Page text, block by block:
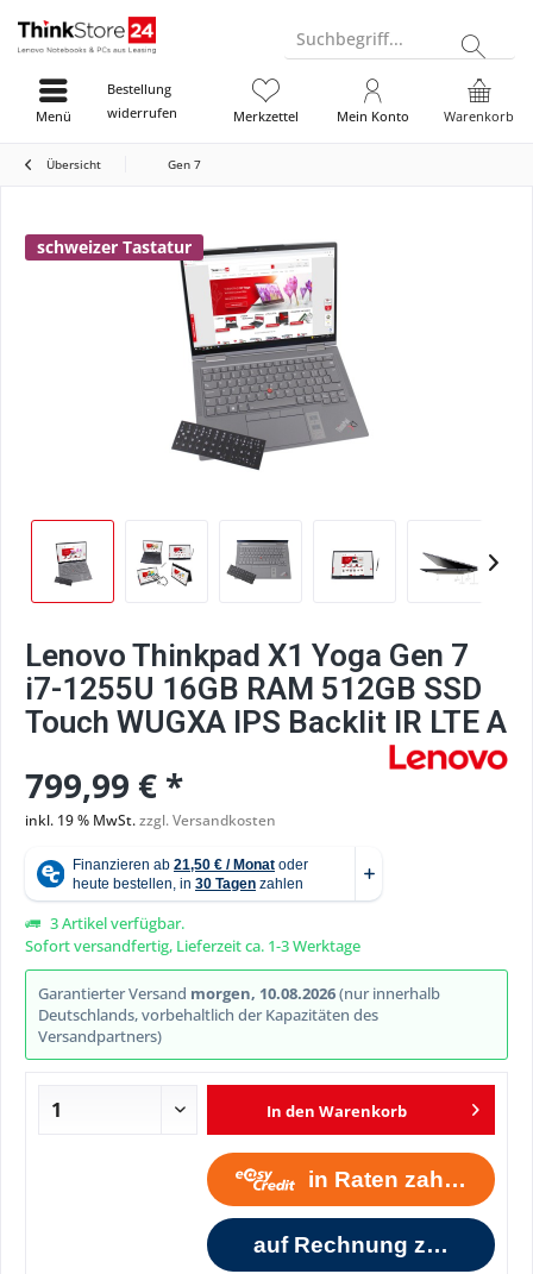
Suchbegriff...
Bestellung
widerrufen
Warenkorb
Merkzettel Mein Konto
Menü
Übersicht Gen 7
schweizer Tastatur
Lenovo Thinkpad X1 Yoga Gen 7
i7-1255U 16GB RAM 512GB SSD
Touch WUGXA IPS Backlit IR LTE A
799,99 € *
inkl. 19 % MwSt.zzgl. Versandkosten
3 Artikel verfügbar.
Sofort versandfertig, Lieferzeit ca. 1-3 Werktage
Garantierter Versand morgen, 10.08.2026(nur innerhalb
Deutschlands, vorbehaltlich der Kapazitäten des
Versandpartners)
In den Warenkorb